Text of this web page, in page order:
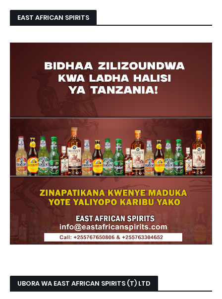
EAST AFRICAN SPIRITS
UBORA WA EAST AFRICAN SPIRITS (T) LTD